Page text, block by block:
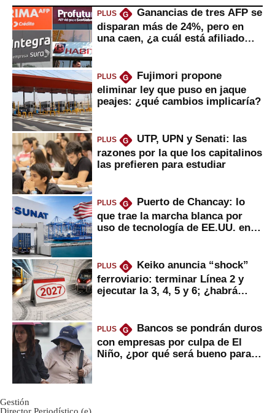
PLUS G
Ganancias de tres AFP se
disparan más de 24%, pero en
una caen, ¿a cuál está afiliado
PLUS G
Fujimori propone
eliminar ley que puso en jaque
peajes: ¿qué cambios implicaría?
PLUS G
UTP, UPN y Senati: las
razones por la que los capitalinos
las prefieren para estudiar
PLUS G
Puerto de Chancay: lo
que trae la marcha blanca por
uso de tecnología de EE.UU. en
PLUS G
Keiko anuncia “shock”
ferroviario: terminar Línea 2 y
ejecutar la 3, 4, 5 y 6; ¿habrá
PLUS G
Bancos se pondrán duros
con empresas por culpa de El
Niño, ¿por qué será bueno para
Gestión